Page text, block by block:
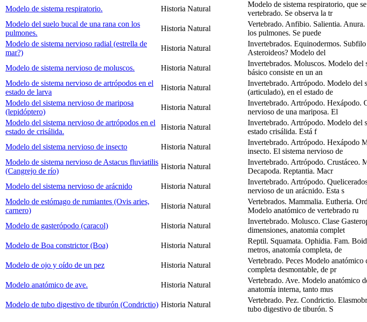
Modelo de sistema respiratorio.
Historia Natural
Modelo de sistema respiratorio, que
vertebrado. Se observa la tr
Modelo del suelo bucal de una rana con los
pulmones.
Historia Natural
Vertebrado. Anfibio. Salientia.
los pulmones. Se puede
Modelo de sistema nervioso radial (estrella de
mar?)
Historia Natural
Invertebrados. Equinodermos.
Asteroideos? Modelo del
Modelo de sistema nervioso de moluscos.
Historia Natural
Invertebrados. Moluscos. Modelo del
básico consiste en un an
Modelo de sistema nervioso de artrópodos en el
estado de larva
Historia Natural
Invertebrado. Artrópodo. Modelo del
(articulado), en el estado de
Modelo del sistema nervioso de mariposa
(lepidóptero)
Historia Natural
Invertebrado. Artrópodo. Hexápodo.
nervioso de una mariposa. El
Modelo del sistema nervioso de artrópodos en el
estado de crisálida.
Historia Natural
Invertebrado. Artrópodo. Modelo del
estado crisálida. Está f
Modelo del sistema nervioso de insecto
Historia Natural
Invertebrado. Artrópodo. Hexápodo
insecto. El sistema nervioso de
Modelo de sistema nervioso de Astacus fluviatilis
(Cangrejo de río)
Historia Natural
Invertebrado. Artrópodo. Crustáceo.
Decapoda. Reptantia. Macr
Modelo del sistema nervioso de arácnido
Historia Natural
Invertebrado. Artrópodo.
nervioso de un arácnido. Esta s
Modelo de estómago de rumiantes (Ovis aries,
carnero)
Historia Natural
Vertebrados. Mammalia. Eutheria.
Modelo anatómico de vertebrado ru
Modelo de gasterópodo (caracol)
Historia Natural
Invertebrado. Molusco. Clase
dimensiones, anatomia complet
Modelo de Boa constrictor (Boa)
Historia Natural
Reptil. Squamata. Ophidia. Fam.
metros, anatomía completa, de
Modelo de ojo y oído de un pez
Historia Natural
Vertebrado. Peces Modelo
completa desmontable, de pr
Modelo anatómico de ave.
Historia Natural
Vertebrado. Ave. Modelo anatómico
anatomía interna, tanto mus
Modelo de tubo digestivo de tiburón (Condrictio) Historia Natural
Vertebrado. Pez. Condrictio.
tubo digestivo de tiburón. S